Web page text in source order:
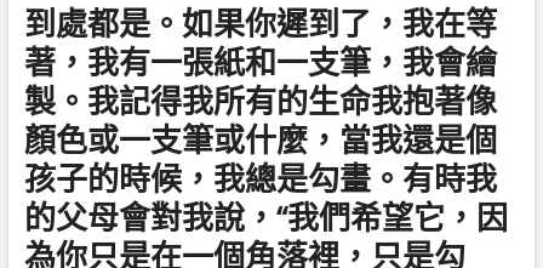
到處都是。如果你遲到了，我在等
著，我有一張紙和一支筆，我會繪
製。我記得我所有的生命我抱著像
顏色或一支筆或什麼，當我還是個
孩子的時候，我總是勾畫。有時我
的父母會對我說，“我們希望它，因
為你只是在一個角落裡，只是勾